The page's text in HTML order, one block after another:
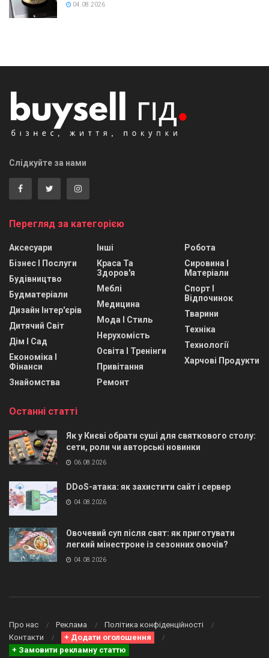
04.08.2026
Слідкуйте за нами
Перегляд за категорією
Аксесуари
Бізнес І Послуги
Будівництво
Будматеріали
Дизайн Інтер'єрів
Дитячий Світ
Дім І Сад
Економіка І
Фінанси
Знайомства
Інші
Краса Та
Здоров'я
Меблі
Медицина
Мода І Стиль
Нерухомість
Освіта І Тренінги
Привітання
Ремонт
Робота
Сировина І
Матеріали
Спорт І
Відпочинок
Тварини
Техніка
Технології
Харчові Продукти
Останні статті
Як у Києві обрати суші для святкового столу:
сети, роли чи авторські новинки
06.08.2026
DDoS-атака: як захистити сайт і сервер
04.08.2026
Овочевий суп після свят: як приготувати
легкий мінестроне із сезонних овочів?
04.08.2026
Про нас Реклама
Політика конфіденційності
Контакти
+ Додати оголошення
+ Замовити рекламну статтю